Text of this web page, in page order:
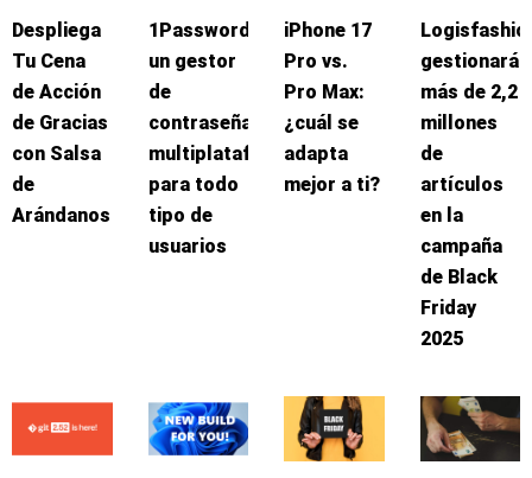
Despliega
Tu Cena
de Acción
de Gracias
con Salsa
de
Arándanos
1Password:
un gestor
de
contraseñas
multiplataforma
para todo
tipo de
usuarios
iPhone 17
Pro vs.
Pro Max:
¿cuál se
adapta
mejor a ti?
gestionará
más de 2,2
millones
de
artículos
en la
campaña
de Black
Friday
2025